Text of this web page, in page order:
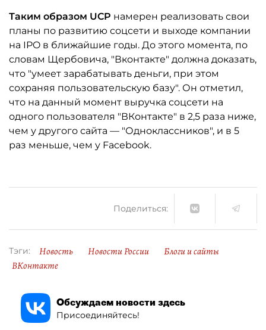
Таким образом UCP намерен реализовать свои
планы по развитию соцсети и выходе компании
на IPO в ближайшие годы. До этого момента, по
словам Щербовича, "Вконтакте" должна доказать,
что "умеет зарабатывать деньги, при этом
сохраняя пользовательскую базу". Он отметил,
что на данный момент выручка соцсети на
одного пользователя "ВКонтакте" в 2,5 раза ниже,
чем у другого сайта — "Одноклассников", и в 5
раз меньше, чем у Facebook.
Поделиться:
Тэги: Новость Новости России
Блоги и сайты
ВКонтакте
Обсуждаем новости здесь
Присоединяйтесь!